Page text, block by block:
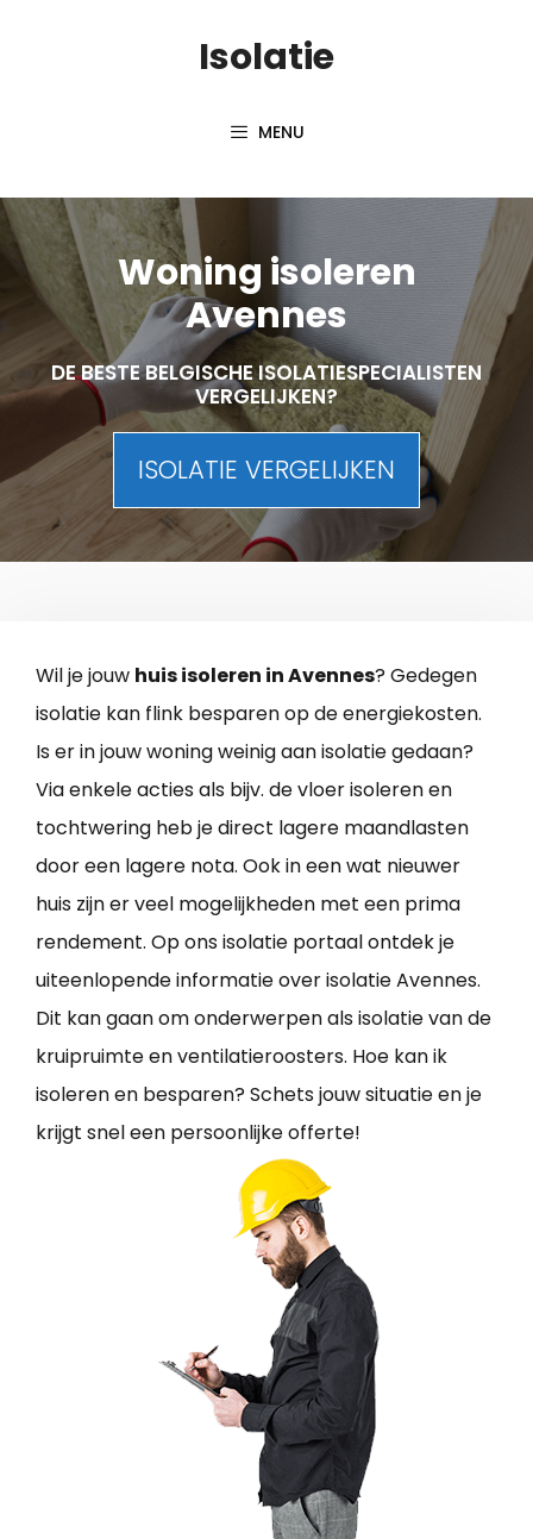
Isolatie
MENU
Woning isoleren
Avennes
DE BESTE BELGISCHE ISOLATIESPECIALISTEN
VERGELIJKEN?
ISOLATIE VERGELIJKEN
Wil je jouw huis isoleren in Avennes? Gedegen
isolatie kan flink besparen op de energiekosten.
Is er in jouw woning weinig aan isolatie gedaan?
Via enkele acties als bijv. de vloer isoleren en
tochtwering heb je direct lagere maandlasten
door een lagere nota. Ook in een wat nieuwer
huis zijn er veel mogelijkheden met een prima
rendement. Op ons isolatie portaal ontdek je
uiteenlopende informatie over isolatie Avennes.
Dit kan gaan om onderwerpen als isolatie van de
kruipruimte en ventilatieroosters. Hoe kan ik
isoleren en besparen? Schets jouw situatie en je
krijgt snel een persoonlijke offerte!